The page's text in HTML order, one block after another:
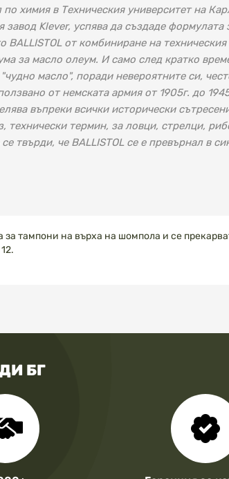
по химия в Техническия университет на
завод Klever, успява да създаде
BALLISTOL от комбиниране на
за масло олеум. И само след кратко
масло", поради невероятните си,
от немската армия от 1905г. до
въпреки всички исторически
технически термин, за ловци, стрелци,
твърди, че BALLISTOL се е превърнал в
тампони на върха на шомпола и се
БГ